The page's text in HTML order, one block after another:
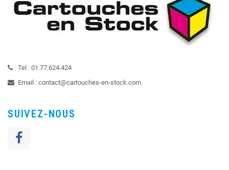
Tel : 01.77.624.424
Email : contact@cartouches-en-stock.com
SUIVEZ-NOUS